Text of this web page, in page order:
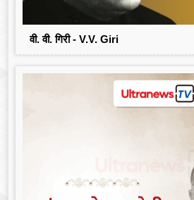
वी. वी. गिरी - V.V. Giri